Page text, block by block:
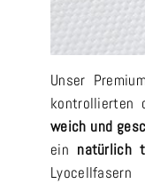
Unser
kontrollierten
weich und
ein natürlich